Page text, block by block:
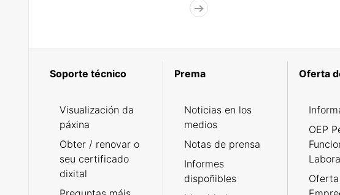
Soporte técnico
Visualización da
páxina
Obter / renovar o
seu certificado
dixital
Prema
Noticias en los
medios
Notas de prensa
Informes
dispoñibles
Oferta
OEP